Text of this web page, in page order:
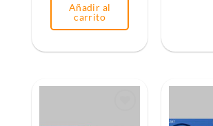
Añadir al
carrito